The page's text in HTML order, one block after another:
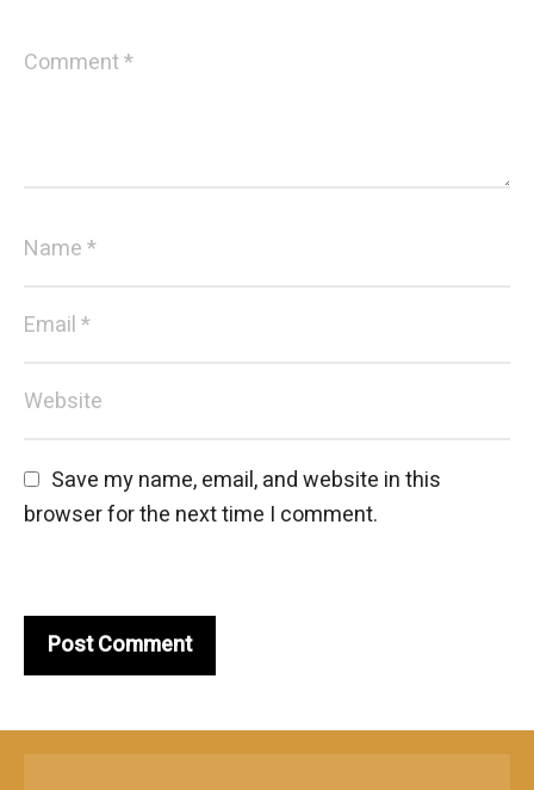
Save my name, email, and website in this
browser for the next time I comment.